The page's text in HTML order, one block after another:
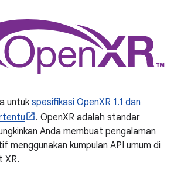
untuk spesifikasi OpenXR 1.1 dan
. OpenXR adalah standar
Anda membuat pengalaman
menggunakan kumpulan API umum di
XR.